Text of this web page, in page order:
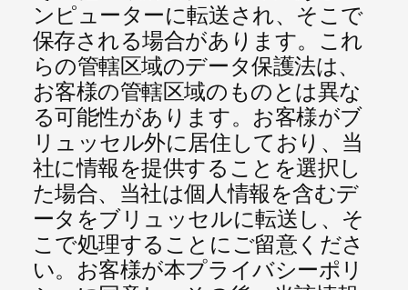
ンピューターに転送され、そこで
保存される場合があります。これ
らの管轄区域のデータ保護法は、
お客様の管轄区域のものとは異な
る可能性があります。お客様がブ
リュッセル外に居住しており、当
社に情報を提供することを選択し
た場合、当社は個人情報を含むデ
ータをブリュッセルに転送し、そ
こで処理することにご留意くださ
い。お客様が本プライバシーポリ